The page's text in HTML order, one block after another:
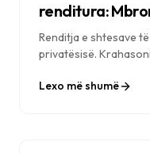
renditura:
Renditja e shtesave
privatësisë.
privatësinë për
Lexo më shumë